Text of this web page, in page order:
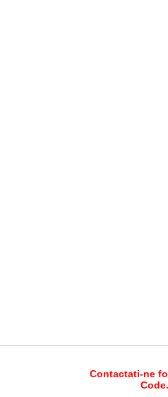
Contactati-ne
Code.